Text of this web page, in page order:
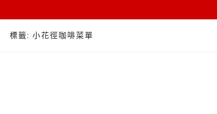
標籤: 小花徑咖啡菜單